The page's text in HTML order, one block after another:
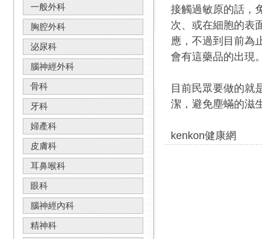
一般外科
胸腔外科
泌尿科
腦神經外科
骨科
牙科
婦產科
皮膚科
耳鼻喉科
眼科
腦神經內科
精神科
接觸過敏原的話，
次、或在細胞的表
應，不過到目前為
會有這藥品的出現
目前民眾要做的就
潔，避免塵蟎的滋
kenkon健康網